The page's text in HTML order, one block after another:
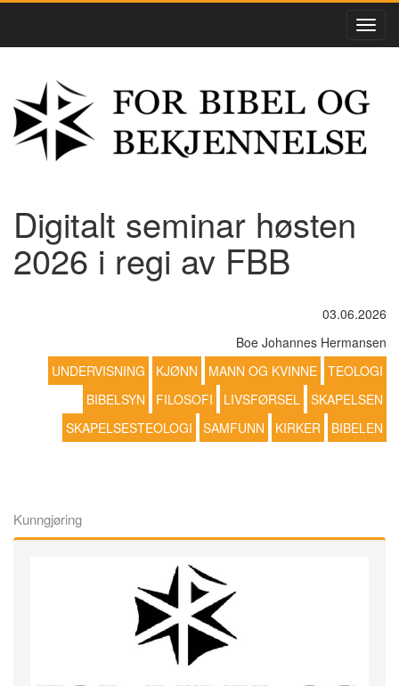
Digitalt seminar høsten
2026 i regi av FBB
03.06.2026
Boe Johannes Hermansen
UNDERVISNING
KJØNN MANN OG KVINNE TEOLOGI
BIBELSYN
FILOSOFI LIVSFØRSEL SKAPELSEN
SKAPELSESTEOLOGI
SAMFUNN KIRKER BIBELEN
Kunngjøring